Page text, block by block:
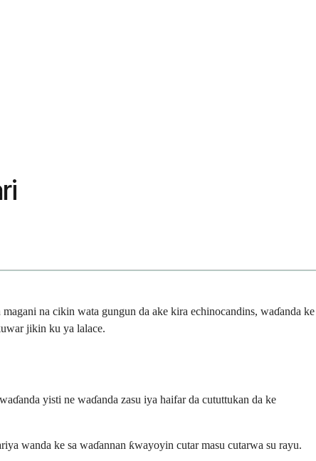
na cikin wata gungun da ake kira echinocandins, waɗanda ke
jikin ku ya lalace.
yisti ne waɗanda zasu iya haifar da cututtukan da ke
wanda ke sa waɗannan ƙwayoyin cutar masu cutarwa su rayu.